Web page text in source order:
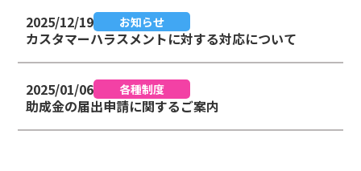
2025/12/19 お知らせ
カスタマーハラスメントに対する対応について
2025/01/06 各種制度
助成金の届出申請に関するご案内